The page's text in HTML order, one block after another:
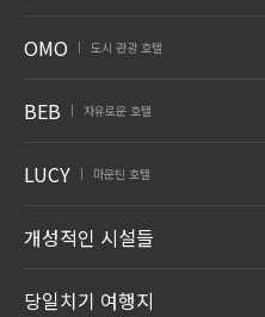
OMO 도시 관광 호텔
BEB 자유로운 호텔
LUCY 마운틴 호텔
개성적인 시설들
당일치기 여행지